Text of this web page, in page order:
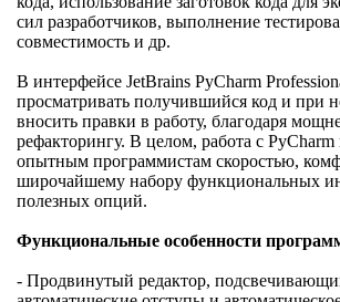
сил разработчиков, выполнение
совместимость и др.
В интерфейсе JetBrains PyCharm
просматривать получившийся код и при
вносить правки в работу, благодаря
рефакторингу. В целом, работа с PyCharm
опытным программистам скоростью,
широчайшему набору функциональных
полезных опций.
Функциональные особенности
- Продвинутый редактор,